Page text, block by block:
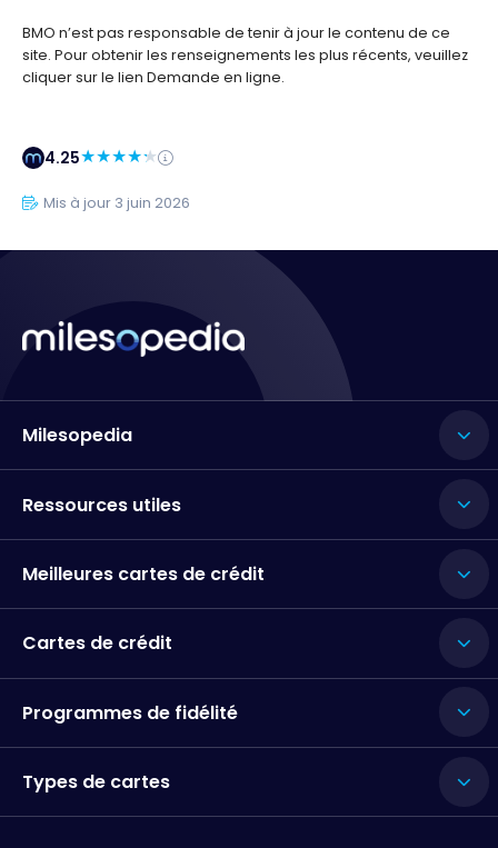
BMO n’est pas responsable de tenir à jour le contenu de ce
site. Pour obtenir les renseignements les plus récents, veuillez
cliquer sur le lien Demande en ligne.
4.25
Mis à jour 3 juin 2026
Milesopedia
Ressources utiles
Meilleures cartes de crédit
Cartes de crédit
Programmes de fidélité
Types de cartes